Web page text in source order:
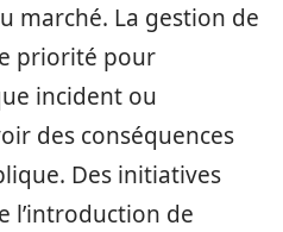
marché. La gestion de
priorité pour
incident ou
des conséquences
Des initiatives
l’introduction de